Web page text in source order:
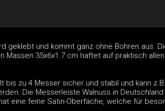
geklebt und kommt ganz ohne Bohren aus.
Massen 35x6x1.7 cm haftet auf praktisch
bis zu 4 Messer sicher und stabil und kann
Die Messerleiste Walnuss in
eine feine Satin-Oberfäche, welche für